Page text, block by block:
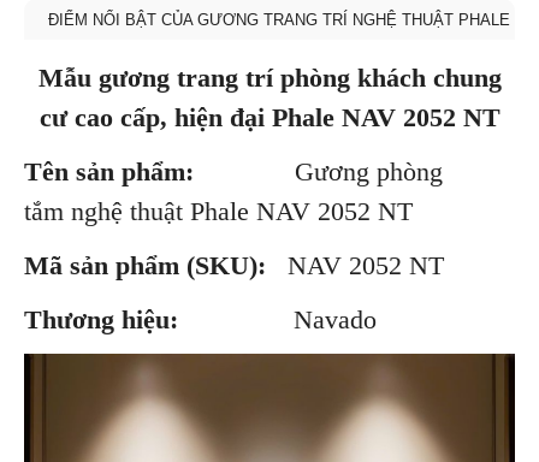
ĐIỂM NỔI BẬT CỦA GƯƠNG TRANG TRÍ NGHỆ THUẬT PHALE
Mẫu gương trang trí phòng khách chung
cư cao cấp, hiện đại Phale NAV 2052 NT
Tên sản phẩm:
Gương phòng
tắm nghệ thuật Phale NAV 2052 NT
Mã sản phẩm (SKU): NAV 2052 NT
Thương hiệu: Navado